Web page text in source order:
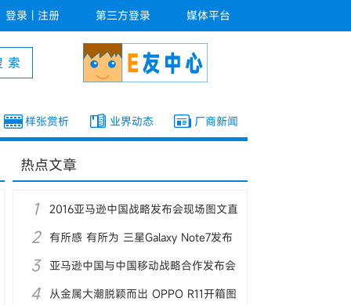
登录 | 注册 第三方登录 媒体平台
样张赏析 业界动态 厂商新闻
热点文章
1
2016亚马逊中国战略发布会现场图文直
2
有所感 有所为 三星Galaxy Note7发布
会图文直播
3
亚马逊中国与中国移动战略合作发布会
图文直播
4
从金属大潮脱颖而出 OPPO R11开箱图